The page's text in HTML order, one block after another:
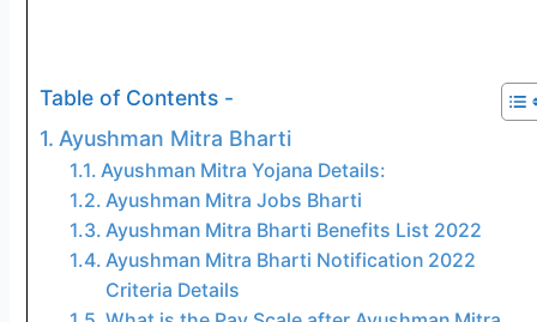
Table of Contents -
Ayushman Mitra Bharti
Ayushman Mitra Yojana Details:
Ayushman Mitra Jobs Bharti
Ayushman Mitra Bharti Benefits List 2022
Ayushman Mitra Bharti Notification 2022
Criteria Details